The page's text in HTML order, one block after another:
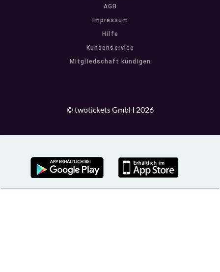
AGB
Impressum
Hilfe
Kundenservice
Mitgliedschaft kündigen
© twotickets GmbH 2026